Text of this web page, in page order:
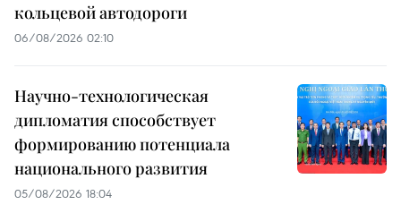
кольцевой автодороги
06/08/2026 02:10
Научно-технологическая
дипломатия способствует
формированию потенциала
национального развития
05/08/2026 18:04